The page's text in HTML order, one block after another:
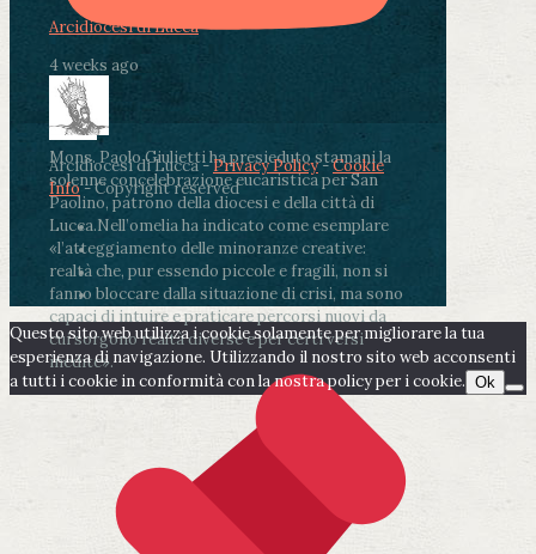
Arcidiocesi di Lucca
4 weeks ago
Mons. Paolo Giulietti ha presieduto stamani la
solenne concelebrazione eucaristica per San
Paolino, patrono della diocesi e della città di
Lucca.Nell’omelia ha indicato come esemplare
«l’atteggiamento delle minoranze creative:
realtà che, pur essendo piccole e fragili, non si
fanno bloccare dalla situazione di crisi, ma sono
capaci di intuire e praticare percorsi nuovi da
cui sorgono realtà diverse e per certi versi
inedite».
Arcidiocesi di Lucca -Privacy Policy-Cookie
Info- Copyright reserved
Questo sito web utilizza i cookie solamente per migliorare la tua
esperienza di navigazione. Utilizzando il nostro sito web acconsenti
a tutti i cookie in conformità con la nostra policy per i cookie. Ok